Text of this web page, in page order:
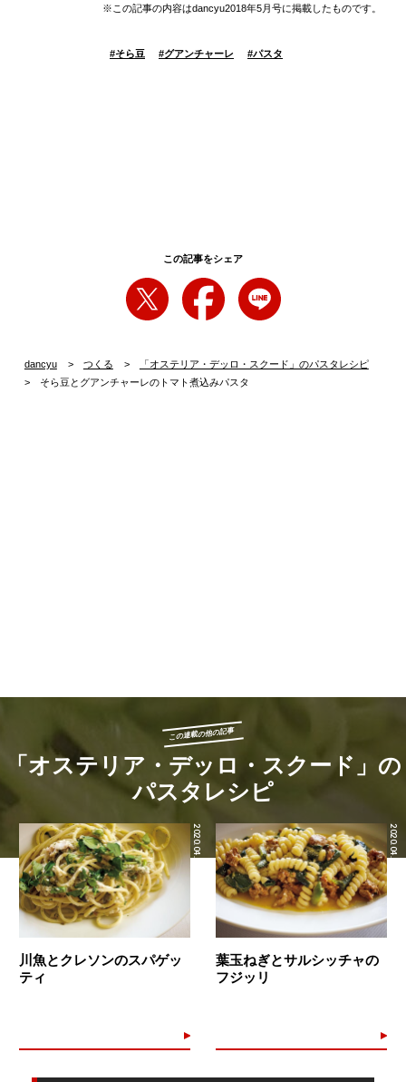
※この記事の内容はdancyu2018年5月号に掲載したものです。
#そら豆 #グアンチャーレ #パスタ
この記事をシェア
dancyu つくる
「オステリア・デッロ・スクード」のパスタレシピ
そら豆とグアンチャーレのトマト煮込みパスタ
この連載の他の記事
「オステリア・デッロ・スクード」の
パスタレシピ
2020.04.05
川魚とクレソンのスパゲッ
ティ
2020.04.04
葉玉ねぎとサルシッチャの
フジッリ